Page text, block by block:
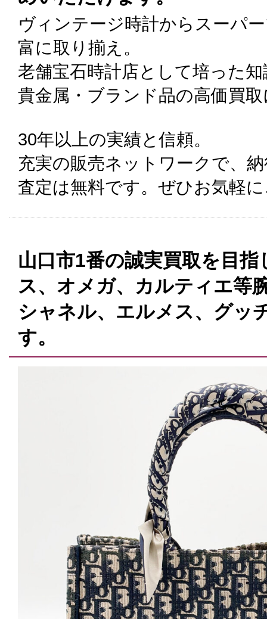
ヴィンテージ時計からスーパ
富に取り揃え。
老舗宝石時計店として培った
貴金属・ブランド品の高価買
30年以上の実績と信頼。
充実の販売ネットワークで、
査定は無料です。ぜひお気軽
山口市1番の誠実買取を目
ス、オメガ、カルティエ等
シャネル、エルメス、グッ
す。